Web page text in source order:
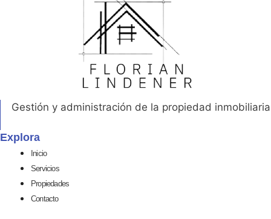
Gestión y administración de la propiedad inmobiliaria
Explora
Inicio
Servicios
Propiedades
Contacto